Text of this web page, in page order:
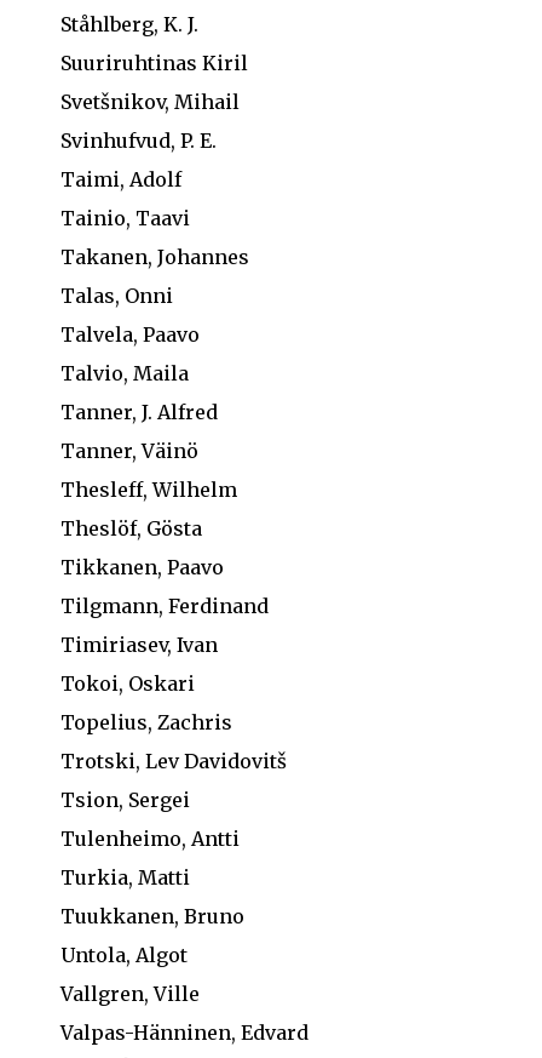
Ståhlberg, K. J.
Suuriruhtinas Kiril
Svetšnikov, Mihail
Svinhufvud, P. E.
Taimi, Adolf
Tainio, Taavi
Takanen, Johannes
Talas, Onni
Talvela, Paavo
Talvio, Maila
Tanner, J. Alfred
Tanner, Väinö
Thesleff, Wilhelm
Theslöf, Gösta
Tikkanen, Paavo
Tilgmann, Ferdinand
Timiriasev, Ivan
Tokoi, Oskari
Topelius, Zachris
Trotski, Lev Davidovitš
Tsion, Sergei
Tulenheimo, Antti
Turkia, Matti
Tuukkanen, Bruno
Untola, Algot
Vallgren, Ville
Valpas-Hänninen, Edvard